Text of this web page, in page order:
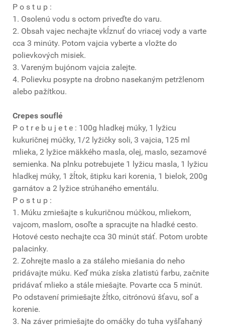
P o s t u p :
1. Osolenú vodu s octom priveďte do varu.
2. Obsah vajec nechajte vkĺznuť do vriacej vody a varte
cca 3 minúty. Potom vajcia vyberte a vložte do
polievkových misiek.
3. Vareným bujónom vajcia zalejte.
4. Polievku posypte na drobno nasekaným petržlenom
alebo pažítkou.
Crepes souflé
P o t r e b u j e t e : 100g hladkej múky, 1 lyžicu
kukuričnej múčky, 1/2 lyžičky soli, 3 vajcia, 125 ml
mlieka, 2 lyžice mäkkého masla, olej, maslo, sezamové
semienka. Na plnku potrebujete 1 lyžicu masla, 1 lyžicu
hladkej múky, 1 žĺtok, štipku kari korenia, 1 bielok, 200g
garnátov a 2 lyžice strúhaného ementálu.
P o s t u p :
1. Múku zmiešajte s kukuričnou múčkou, mliekom,
vajcom, maslom, osoľte a spracujte na hladké cesto.
Hotové cesto nechajte cca 30 minút stáť. Potom urobte
palacinky.
2. Zohrejte maslo a za stáleho miešania do neho
pridávajte múku. Keď múka získa zlatistú farbu, začnite
pridávať mlieko a stále miešajte. Povarte cca 5 minút.
Po odstavení primiešajte žĺtko, citrónovú šťavu, soľ a
korenie.
3. Na záver primiešajte do omáčky do tuha vyšľahaný